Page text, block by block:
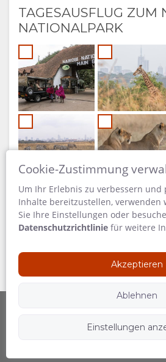
TAGESAUSFLUG ZUM
NATIONALPARK
Folgen
Cookie-Zustimmung
Um Ihr Erlebnis zu verbessern und
Inhalte bereitzustellen, verwenden
Sie Ihre Einstellungen oder
Datenschutzrichtlinie für weitere
Akzeptieren
Ablehnen
Einstellungen